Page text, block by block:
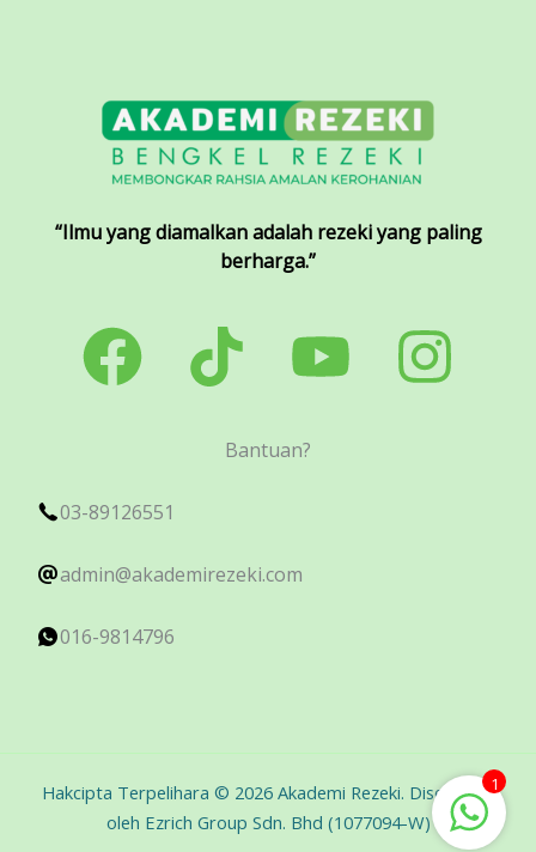
“Ilmu yang diamalkan adalah rezeki yang paling
berharga.”
Bantuan?
03-89126551
admin@akademirezeki.com
016-9814796
Hakcipta Terpelihara © 2026 Akademi Rezeki. Disediakan
oleh Ezrich Group Sdn. Bhd (1077094-W)
1